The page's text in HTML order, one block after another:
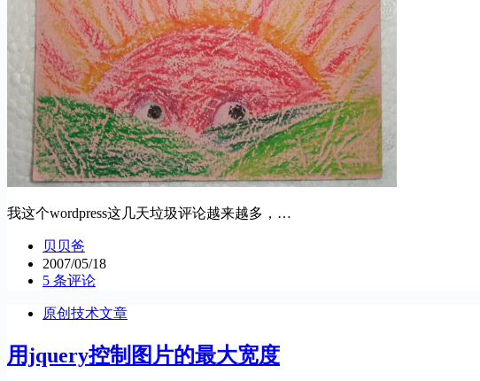
我这个wordpress这几天垃圾评论越来越多，…
贝贝爸
2007/05/18
5 条评论
原创技术文章
用jquery控制图片的最大宽度